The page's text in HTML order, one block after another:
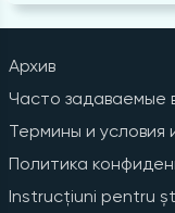
Архив
Часто задаваемые
Термины и условия
Политика
Instrucțiuni pentru